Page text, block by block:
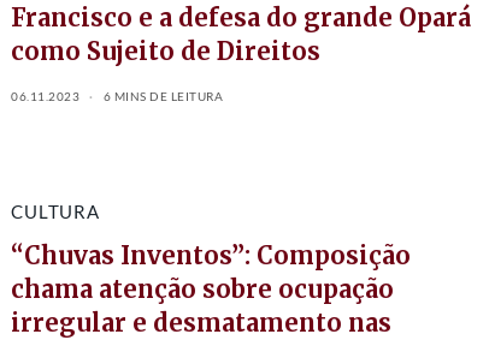
Francisco e a defesa do grande Opará
como Sujeito de Direitos
06.11.2023 6 MINS DE LEITURA
CULTURA
“Chuvas Inventos”: Composição
chama atenção sobre ocupação
irregular e desmatamento nas